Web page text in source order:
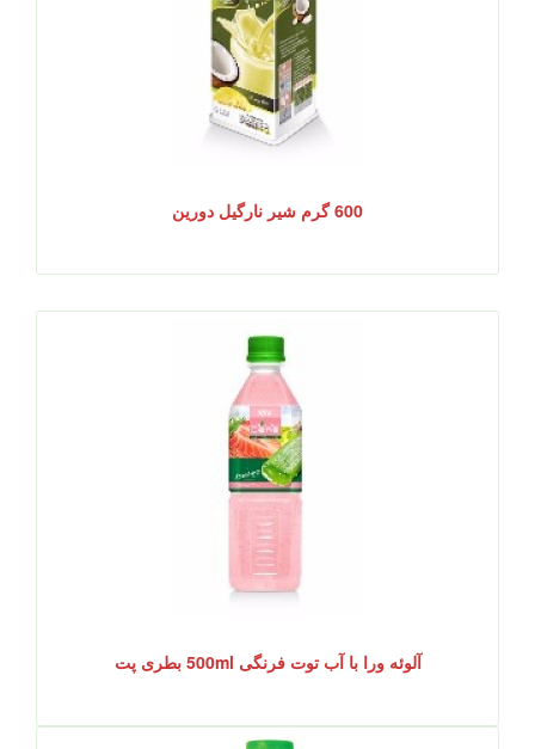
600 گرم شیر نارگیل دورین
آلوئه ورا با آب توت فرنگی 500ml بطری پت